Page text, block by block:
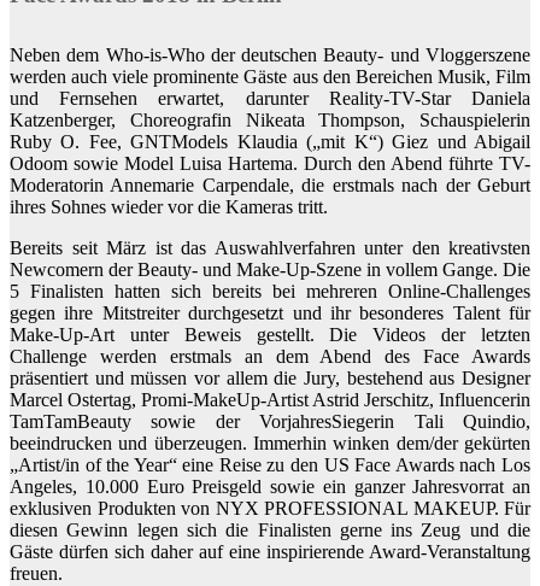
Neben dem Who-is-Who der deutschen Beauty- und Vloggerszene
werden auch viele prominente Gäste aus den Bereichen Musik, Film
und Fernsehen erwartet, darunter Reality-TV-Star Daniela
Katzenberger, Choreografin Nikeata Thompson, Schauspielerin
Ruby O. Fee, GNTModels Klaudia („mit K“) Giez und Abigail
Odoom sowie Model Luisa Hartema. Durch den Abend führte TV-
Moderatorin Annemarie Carpendale, die erstmals nach der Geburt
ihres Sohnes wieder vor die Kameras tritt.
Bereits seit März ist das Auswahlverfahren unter den kreativsten
Newcomern der Beauty- und Make-Up-Szene in vollem Gange. Die
5 Finalisten hatten sich bereits bei mehreren Online-Challenges
gegen ihre Mitstreiter durchgesetzt und ihr besonderes Talent für
Make-Up-Art unter Beweis gestellt. Die Videos der letzten
Challenge werden erstmals an dem Abend des Face Awards
präsentiert und müssen vor allem die Jury, bestehend aus Designer
Marcel Ostertag, Promi-MakeUp-Artist Astrid Jerschitz, Influencerin
TamTamBeauty sowie der VorjahresSiegerin Tali Quindio,
beeindrucken und überzeugen. Immerhin winken dem/der gekürten
„Artist/in of the Year“ eine Reise zu den US Face Awards nach Los
Angeles, 10.000 Euro Preisgeld sowie ein ganzer Jahresvorrat an
exklusiven Produkten von NYX PROFESSIONAL MAKEUP. Für
diesen Gewinn legen sich die Finalisten gerne ins Zeug und die
Gäste dürfen sich daher auf eine inspirierende Award-Veranstaltung
freuen.